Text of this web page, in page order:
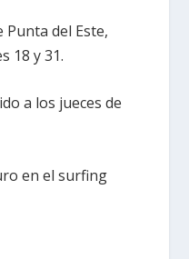
Punta del Este,
18 y 31.
a los jueces de
en el surfing